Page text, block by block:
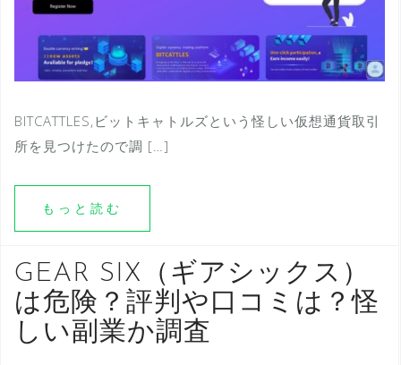
BITCATTLES,ビットキャトルズという怪しい仮想通貨取引
所を見つけたので調 […]
もっと読む
GEAR SIX（ギアシックス）
は危険？評判や口コミは？怪
しい副業か調査